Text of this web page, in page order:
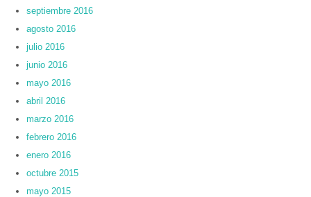
septiembre 2016
agosto 2016
julio 2016
junio 2016
mayo 2016
abril 2016
marzo 2016
febrero 2016
enero 2016
octubre 2015
mayo 2015